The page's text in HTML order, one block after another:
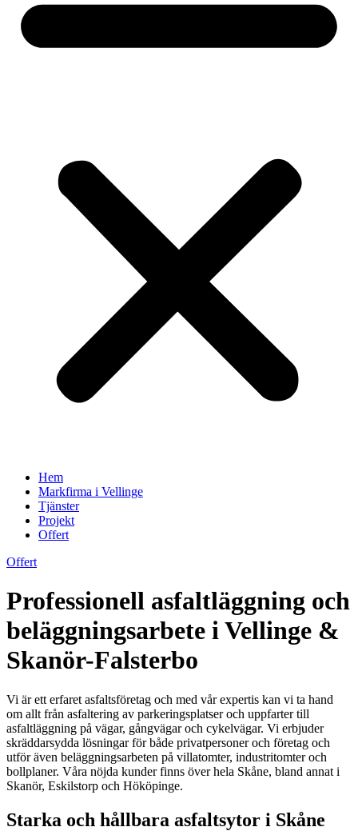
Hem
Markfirma i Vellinge
Tjänster
Projekt
Offert
Offert
Professionell asfaltläggning och
beläggningsarbete i Vellinge &
Skanör-Falsterbo
Vi är ett erfaret asfaltsföretag och med vår expertis kan vi ta hand
om allt från asfaltering av parkeringsplatser och uppfarter till
asfaltläggning på vägar, gångvägar och cykelvägar. Vi erbjuder
skräddarsydda lösningar för både privatpersoner och företag och
utför även beläggningsarbeten på villatomter, industritomter och
bollplaner. Våra nöjda kunder finns över hela Skåne, bland annat i
Skanör, Eskilstorp och Hököpinge.
Starka och hållbara asfaltsytor i Skåne